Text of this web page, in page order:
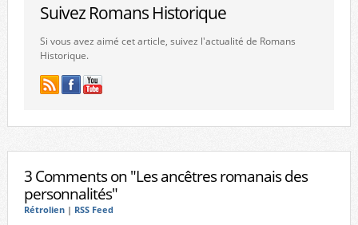
Suivez Romans Historique
Si vous avez aimé cet article, suivez l'actualité de Romans
Historique.
3 Comments on "Les ancêtres romanais des
personnalités"
Rétrolien| RSS Feed